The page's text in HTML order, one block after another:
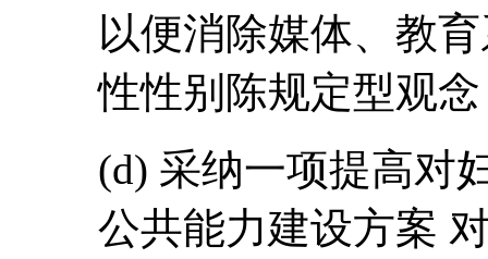
以便消除媒体、教
性性别陈规定型观
(d) 采纳一项提高对
公共能力建设方案